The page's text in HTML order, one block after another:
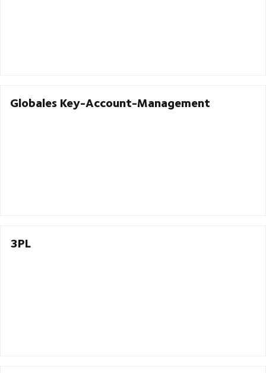
Globales Key-Account-Management
3PL